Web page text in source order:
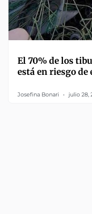
El 70% de los
está en riesgo
Josefina Bonari julio 28,